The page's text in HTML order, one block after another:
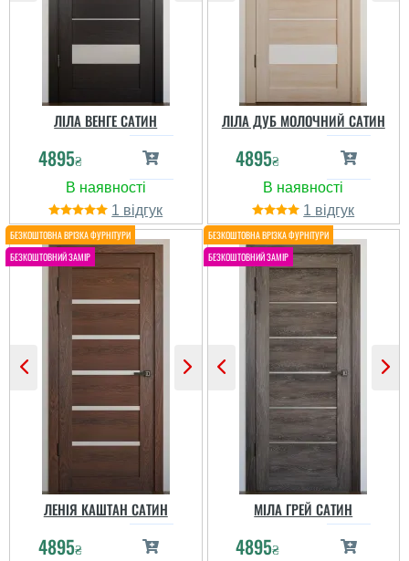
Прикольні, стильні двері
за адекватну ціну
Інна
Чудова, стильна модель
міжкімнатки.
Виглядають досить
солідно і дорого. Якістю
задоволена,
обслуговуванням
також....
ЛІЛА ВЕНГЕ САТИН
4895₴
1
ЛІЛА ДУБ МОЛОЧНИЙ САТИН
4895₴
1
ЛЕНІЯ КАШТАН САТИН
4895₴
МІЛА ГРЕЙ САТИН
4895₴